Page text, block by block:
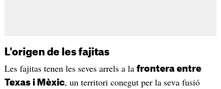
L'origen de les fajitas
Les fajitas tenen les seves arrels a la frontera entre
Texas i Mèxic, un territori conegut per la seva fusió